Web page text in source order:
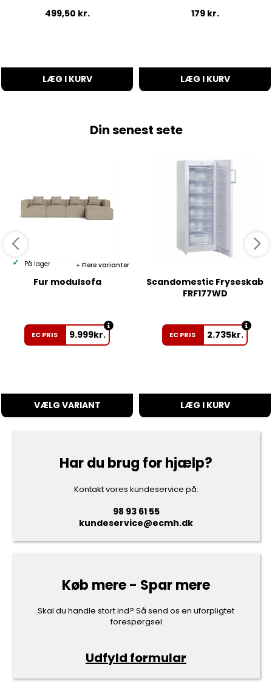
499,50 kr.
LÆG I KURV
179 kr.
LÆG I KURV
Din senest sete
Flere varianter
På lager
Fur modulsofa
EC PRIS 9.999kr.
VÆLG VARIANT
Scandomestic Fryseskab
FRF177WD
EC PRIS 2.735kr.
LÆG I KURV
Har du brug for hjælp?
Kontakt vores kundeservice på:
98 93 61 55
kundeservice@ecmh.dk
Køb mere - Spar mere
Skal du handle stort ind? Så send os en uforpligtet
forespørgsel
Udfyld formular